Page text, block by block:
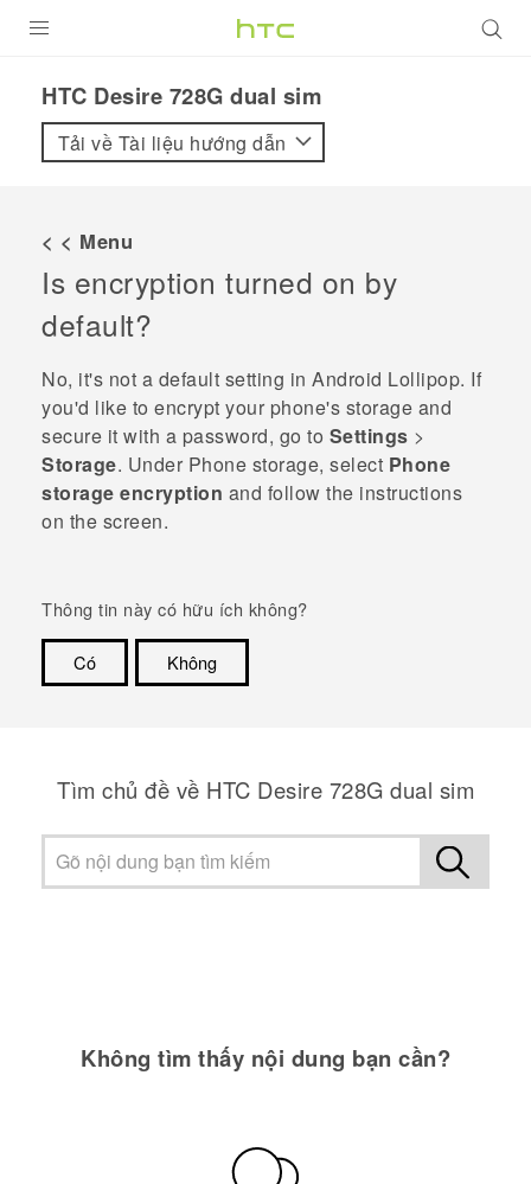
VIVE
VIVERSE
ỨNG DỤNG
HỖ TRỢ
HTC Desire 728G dual sim‎
Tải về Tài liệu hướng dẫn
< < Menu
Is encryption turned on by
default?
No, it's not a default setting in Android Lollipop. If
you'd like to encrypt your phone's storage and
secure it with a password, go to Settings >
Storage. Under Phone storage, select Phone
storage encryption and follow the instructions
on the screen.
Thông tin này có hữu ích không?
Có
Không
Tìm chủ đề về HTC Desire 728G dual sim
Không tìm thấy nội dung bạn cần?